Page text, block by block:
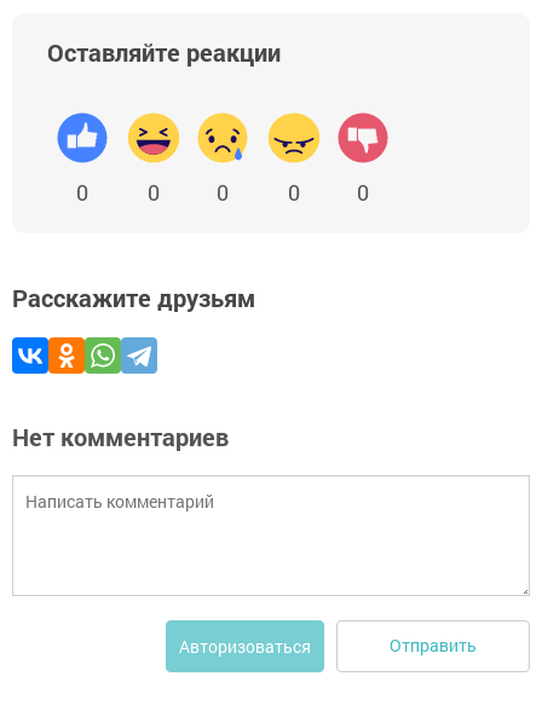
Оставляйте реакции
0 0 0 0 0
Расскажите друзьям
Нет комментариев
Авторизоваться Отправить